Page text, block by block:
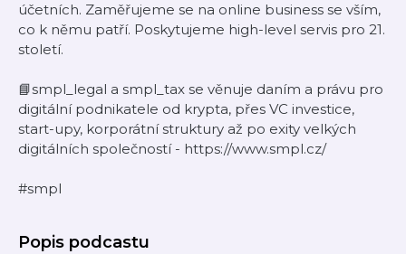
účetních. Zaměřujeme se na online business se vším,
co k němu patří. Poskytujeme high-level servis pro 21.
století.
📘smpl_legal a smpl_tax se věnuje daním a právu pro
digitální podnikatele od krypta, přes VC investice,
start-upy, korporátní struktury až po exity velkých
digitálních společností - https://www.smpl.cz/
#smpl
Popis podcastu